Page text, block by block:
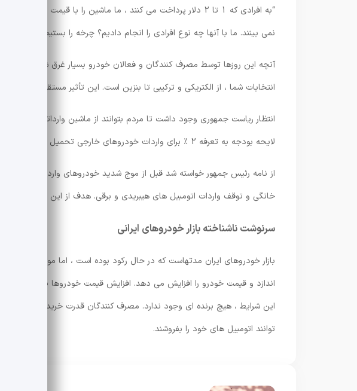
“به افرادی
نمی بینند. ما با آنها چه نوع افرادی را انجام دادیم؟ چرخه را بستیم.
انتخابات شما ، از الکتریکی و ترکیبی تا بنزین است. این تأثیر مستقیمی در
لایحه بودجه به تعرفه 2 ٪ برای واردات خودروهای خارجی تحمیل شده است.
از نامه رئیس جمهور خواسته شد قبل از موج شدید خودروهای وارداتی در مورد
خانگی و توقف واردات اتومبیل های هیبریدی و برقی. هدف از این درخواست
سرنوشت ناشناخته بازار خودروهای ایرانی
بازار خودروهای ایران مدتهاست که در حال رکود بوده است ، اما موج افزایش
اندازد و قیمت خودرو را افزایش می دهد. افزایش قیمت خودروها با ورود
این شرایط ، هیچ برنده ای وجود ندارد. مصرف کنندگان قدرت خرید خود را
توانند اتومبیل های خود را بفروشند.